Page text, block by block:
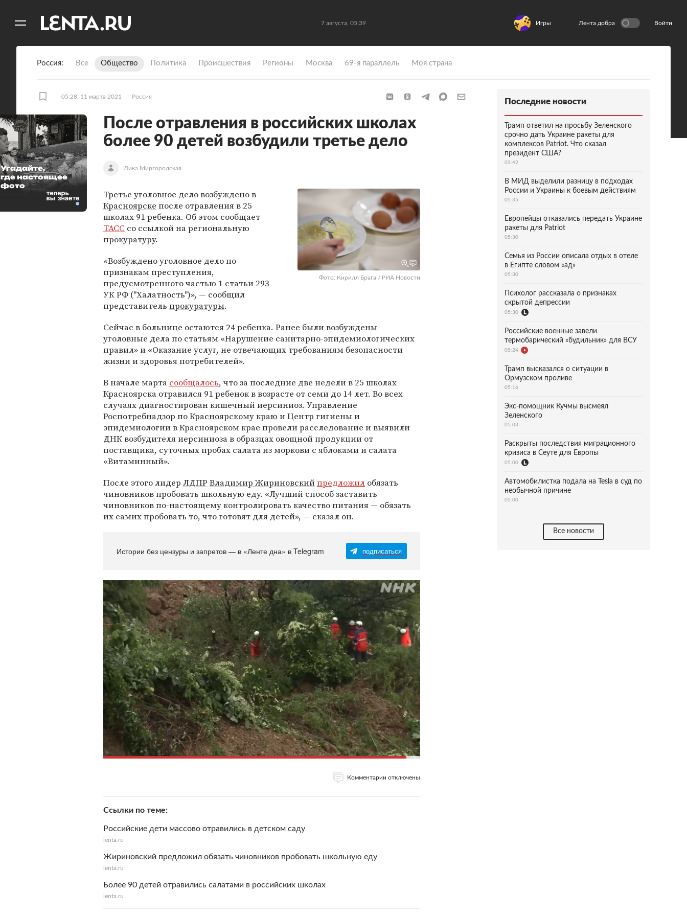
7 августа, 05:39 Игры Лента добра Войти
Россия Все Общество Политика Происшествия Регионы Москва 69-я параллель Моя страна
05:28, 11 марта 2021 Россия
После отравления в российских школах
более 90 детей возбудили третье дело
Лика Миргородская
Фото: Кирилл Брага / РИА Новости
Третье уголовное дело возбуждено в
Красноярске после отравления в 25
школах 91 ребенка. Об этом сообщает
ТАСС со ссылкой на региональную
прокуратуру.
«Возбуждено уголовное дело по
признакам преступления,
предусмотренного частью 1 статьи 293
УК РФ ("Халатность")», — сообщил
представитель прокуратуры.
Сейчас в больнице остаются 24 ребенка. Ранее были возбуждены
уголовные дела по статьям «Нарушение санитарно-эпидемиологических
правил» и «Оказание услуг, не отвечающих требованиям безопасности
жизни и здоровья потребителей».
В начале марта сообщалось, что за последние две недели в 25 школах
Красноярска отравился 91 ребенок в возрасте от семи до 14 лет. Во всех
случаях диагностирован кишечный иерсиниоз. Управление
Роспотребнадзор поКрасноярскому краю и Центр гигиены и
эпидемиологии в Красноярском крае провели расследование и выявили
ДНК возбудителя иерсиниоза в образцах овощной продукции от
поставщика, суточных пробах салата из моркови с яблоками и салата
«Витаминный».
После этого лидер ЛДПР Владимир Жириновскийпредложил обязать
чиновников пробовать школьную еду. «Лучший способ заставить
чиновников по-настоящему контролировать качество питания — обязать
их самих пробовать то, что готовят для детей», — сказал он.
Истории без цензуры и запретов — в «Ленте дна» в Telegram подписаться
Комментарии отключены
Ссылки по теме
Российские дети массово отравились в детском саду
lenta.ru
Жириновский предложил обязать чиновников пробовать школьную еду
lenta.ru
Более 90 детей отравились салатами в российских школах
lenta.ru
Угадайте,
где настоящее
фото
Последние новости
Трамп ответил на просьбу Зеленского
срочно дать Украине ракеты для
комплексов Patriot. Что сказал
президент США?
03:42
В МИД выделили разницу в подходах
России и Украины к боевым действиям
05:35
Европейцы отказались передать Украине
ракеты для Patriot
05:30
Семья из России описала отдых в отеле
в Египте словом «ад»
05:30
Психолог рассказала о признаках
скрытой депрессии
05:30
Российские военные завели
термобарический «будильник» для ВСУ
05:24
Трамп высказался о ситуации в
Ормузском проливе
05:16
Экс-помощник Кучмы высмеял
Зеленского
05:03
Раскрыты последствия миграционного
кризиса в Сеуте для Европы
05:00
Автомобилистка подала на Tesla в суд по
необычной причине
05:00
Все новости